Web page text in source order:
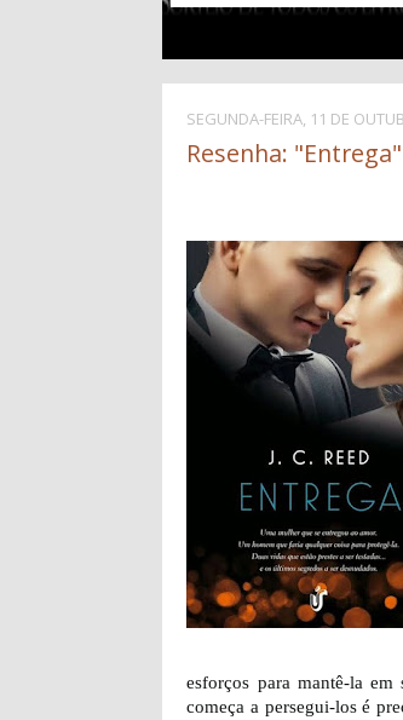
SEGUNDA-FEIRA, 11 DE
Resenha: "Entrega"
esforços para mantê-la
começa a persegui-los é